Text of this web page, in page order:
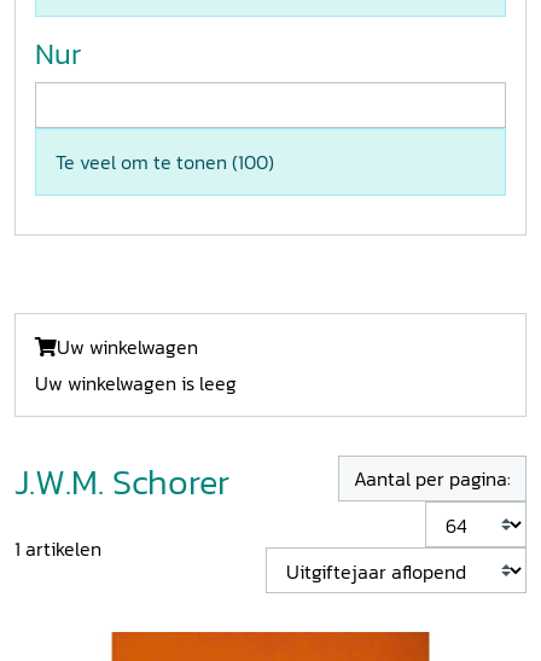
Nur
Te veel om te tonen (100)
Uw winkelwagen
Uw winkelwagen is leeg
J.W.M. Schorer
1 artikelen
Aantal per pagina: